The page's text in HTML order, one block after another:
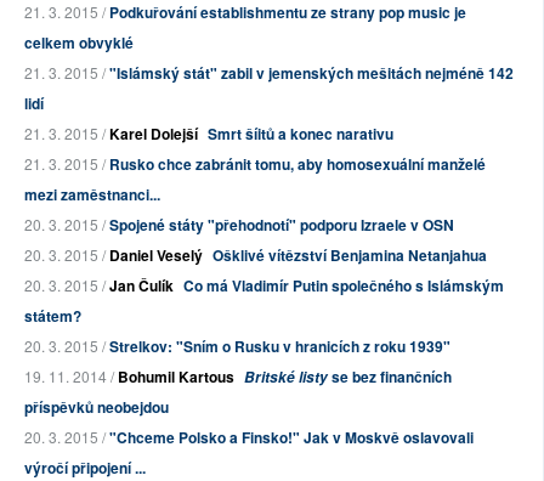
21. 3. 2015 /Podkuřování establishmentu ze strany pop music je
celkem obvyklé
21. 3. 2015 /"Islámský stát" zabil v jemenských mešitách nejméně 142
lidí
21. 3. 2015 /Karel Dolejší Smrt šíitů a konec narativu
21. 3. 2015 /Rusko chce zabránit tomu, aby homosexuální manželé
mezi zaměstnanci...
20. 3. 2015 /Spojené státy "přehodnotí" podporu Izraele v OSN
20. 3. 2015 /Daniel Veselý Ošklivé vítězství Benjamina Netanjahua
20. 3. 2015 /Jan Čulík Co má Vladimír Putin společného s Islámským
státem?
20. 3. 2015 /Strelkov: "Sním o Rusku v hranicích z roku 1939"
19. 11. 2014 /Bohumil Kartous Britské listyse bez finančních
příspěvků neobejdou
20. 3. 2015 /"Chceme Polsko a Finsko!" Jak v Moskvě oslavovali
výročí připojení ...